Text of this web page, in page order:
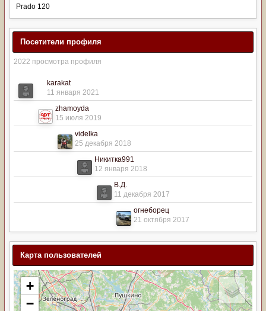
Prado 120
Посетители профиля
2022 просмотра профиля
karakat
11 января 2021
zhamoyda
15 июля 2019
videlka
25 декабря 2018
Никитка991
12 января 2018
В.Д.
11 декабря 2017
огнеборец
21 октября 2017
Карта пользователей